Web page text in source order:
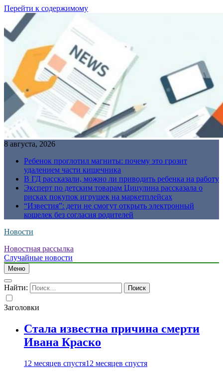
Перейти к содержимому
8 августа, 2026
Ребенок проглотил магниты: почему это грозит
удалением части кишечника
В ГД рассказали, можно ли приводить ребенка на работу
Эксперт по детским товарам Цицулина рассказала о
рисках покупок игрушек на маркетплейсах
“Известия”: дети не смогут открыть электронный
кошелек без согласия родителей
Новости
Новостная рассылка
Случайные новости
Меню
Найти:
Заголовки
Стала известна причина смерти
Ивана Краско
12 месяцев спустя12 месяцев спустя